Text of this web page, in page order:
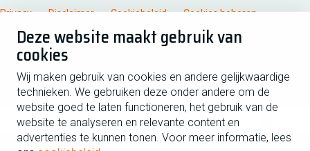
Deze website maakt gebruik van
cookies
Wij maken gebruik van cookies en andere gelijkwaardige
technieken. We gebruiken deze onder andere om de
website goed te laten functioneren, het gebruik van de
website te analyseren en relevante content en
advertenties te kunnen tonen. Voor meer informatie, lees
Privacy Disclaimer Cookiebeleid Cookies beheren
Schrijf je in voor de nieuwsbrief
Voornaam
Achternaam